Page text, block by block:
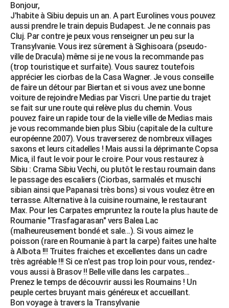
Bonjour,
J'habite à Sibiu depuis un an. A part Eurolines vous pouvez
aussi prendre le train depuis Budapest. Je ne connais pas
Cluj. Par contre je peux vous renseigner un peu sur la
Transylvanie. Vous irez sûrement à Sighisoara (pseudo-
ville de Dracula) même si je ne vous la recommande pas
(trop touristique et surfaite). Vous saurez toutefois
apprécier les ciorbas de la Casa Wagner. Je vous conseille
de faire un détour par Biertan et si vous avez une bonne
voiture de rejoindre Medias par Viscri. Une partie du trajet
se fait sur une route qui relève plus du chemin. Vous
pouvez faire un rapide tour de la vielle ville de Medias mais
je vous recommande bien plus Sibiu (capitale de la culture
européenne 2007). Vous traverserez de nombreux villages
saxons et leurs citadelles ! Mais aussi la déprimante Copsa
Mica, il faut le voir pour le croire. Pour vous restaurez à
Sibiu : Crama Sibiu Vechi, ou plutôt le restau roumain dans
le passage des escaliers (Ciorbas, sarmalés et muschi
sibian ainsi que Papanasi très bons) si vous voulez être en
terrasse. Alternative à la cuisine roumaine, le restaurant
Max. Pour les Carpates empruntez la route la plus haute de
Roumanie "Trasfagarasan" vers Balea Lac
(malheureusement bondé et sale...). Si vous aimez le
poisson (rare en Roumanie à part la carpe) faites une halte
à Albota !!! Truites fraiches et excellentes dans un cadre
très agréable !!! Si ce n'est pas trop loin pour vous, rendez-
vous aussi à Brasov !! Belle ville dans les carpates...
Prenez le temps de découvrir aussi les Roumains ! Un
peuple certes bruyant mais généreux et accueillant.
Bon voyage à travers la Transylvanie